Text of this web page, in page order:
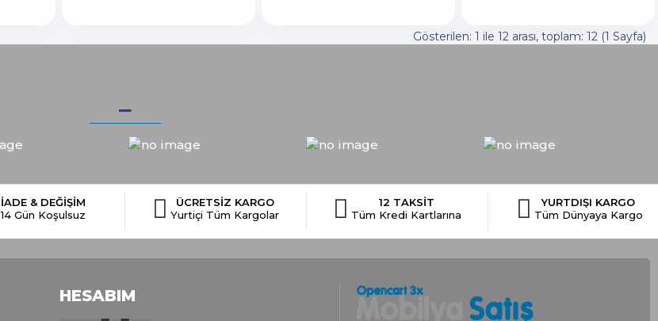
Gösterilen: 1 ile 12 arası, toplam: 12 (1 Sayfa)
İADE & DEĞİŞİM
14 Gün Koşulsuz
ÜCRETSİZ KARGO
Yurtiçi Tüm Kargolar
12 TAKSİT
Tüm Kredi Kartlarına
YURTDIŞI KARGO
Tüm Dünyaya Kargo
HESABIM